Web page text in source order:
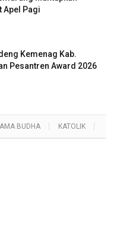
Apel Pagi
Kemenag Kab.
Pesantren Award 2026
BUDHA KATOLIK